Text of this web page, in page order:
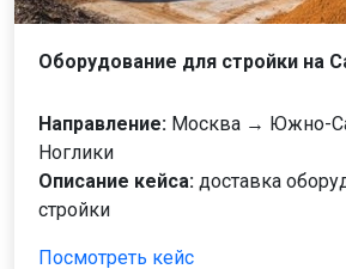
Оборудование для стройки на
Направление: Москва → Южно-
Ноглики
Описание кейса: доставка
стройки
Посмотреть кейс